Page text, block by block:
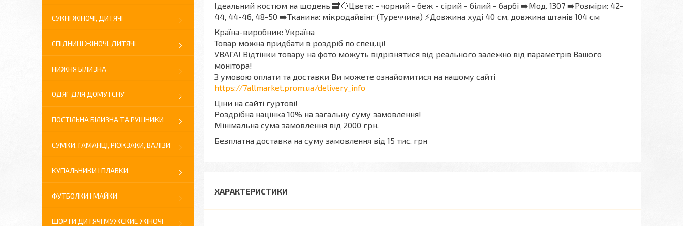
Ідеальний костюм на щодень 🔜🍋Цвета: - чорний - беж - сірий - білий - барбі ➡️Мод. 1307 ➡️Розміри: 42-
44, 44-46, 48-50 ➡️Тканина: мікродайвінг (Туреччина) ⚡️Довжина худі 40 см, довжина штанів 104 см
Країна-виробник: Україна
Товар можна придбати в роздріб по спец.ці!
УВАГА! Відтінки товару на фото можуть відрізнятися від реального залежно від параметрів Вашого
монітора!
З умовою оплати та доставки Ви можете ознайомитися на нашому сайті
https://7allmarket.prom.ua/delivery_info
Ціни на сайті гуртові!
Роздрібна націнка 10% на загальну суму замовлення!
Мінімальна сума замовлення від 2000 грн.
Безплатна доставка на суму замовлення від 15 тис. грн
ХАРАКТЕРИСТИКИ
СУКНІ ЖІНОЧІ, ДИТЯЧІ
СПІДНИЦІ ЖІНОЧІ, ДИТЯЧІ
НИЖНЯ БІЛИЗНА
ОДЯГ ДЛЯ ДОМУ І СНУ
ПОСТІЛЬНА БІЛИЗНА ТА РУШНИКИ
СУМКИ, ГАМАНЦІ, РЮКЗАКИ, ВАЛІЗИ
КУПАЛЬНИКИ І ПЛАВКИ
ФУТБОЛКИ І МАЙКИ
ШОРТИ ДИТЯЧІ МУЖСКИЕ ЖІНОЧІ